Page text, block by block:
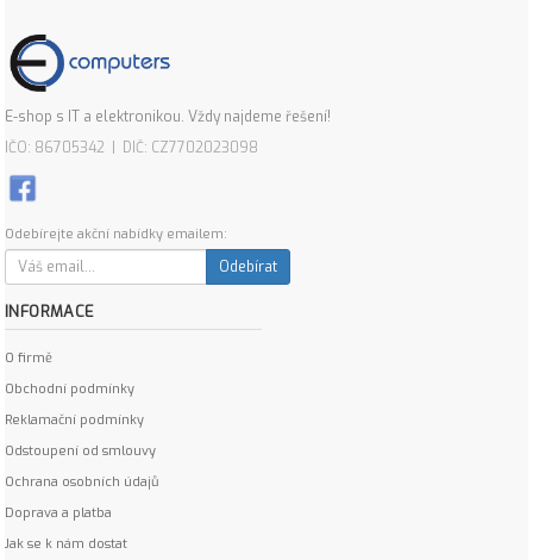
E-shop s IT a elektronikou. Vždy najdeme řešení!
IČO: 86705342 | DIČ: CZ7702023098
Odebírejte akční nabídky emailem:
Odebírat
INFORMACE
O firmě
Obchodní podmínky
Reklamační podmínky
Odstoupení od smlouvy
Ochrana osobních údajů
Doprava a platba
Jak se k nám dostat